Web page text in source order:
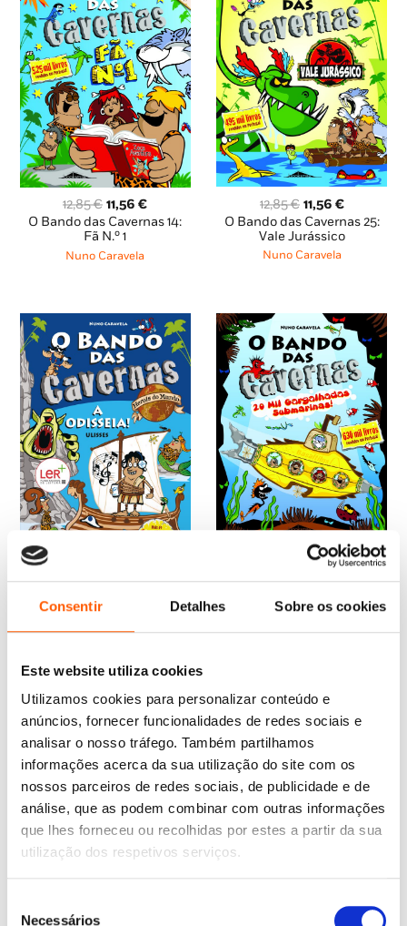
Consentir Detalhes Sobre os cookies
Este website utiliza cookies
Utilizamos cookies para personalizar conteúdo e
anúncios, fornecer funcionalidades de redes sociais e
analisar o nosso tráfego. Também partilhamos
informações acerca da sua utilização do site com os
nossos parceiros de redes sociais, de publicidade e de
análise, que as podem combinar com outras informações
que lhes forneceu ou recolhidas por estes a partir da sua
utilização dos respetivos serviços.
Necessários
12,85€ O
preço
original
era:
11,56€O
preço
O Bando das Cavernas 14:
Fã N.º 1
Nuno Caravela
12,85€ O
preço
original
era:
11,56 €O
preço
atual
O Bando das Cavernas 25:
Vale Jurássico
Nuno Caravela
14,65€O
era:
13,19€O
atual
Heróis do Mundo 12: A
O
preço
era:
11,56€O
é:
Submarinas